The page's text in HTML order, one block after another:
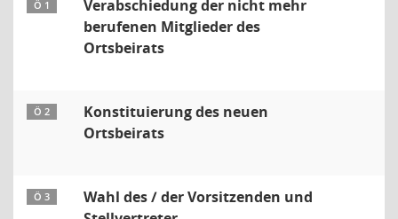
Ö 1
Verabschiedung der nicht mehr
berufenen Mitglieder des
Ortsbeirats
Ö 2
Konstituierung des neuen
Ortsbeirats
Ö 3
Wahl des / der Vorsitzenden und